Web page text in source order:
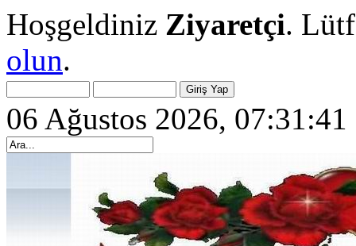
Hoşgeldiniz Ziyaretçi.
olun.
06 Ağustos 2026, 07:31:41